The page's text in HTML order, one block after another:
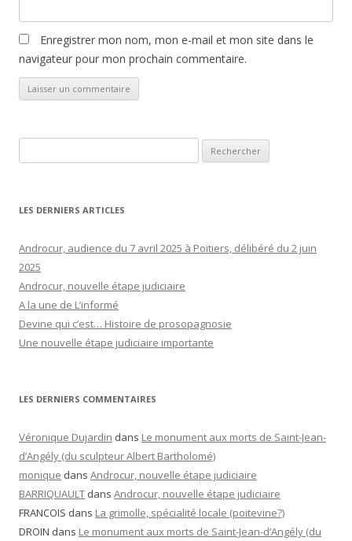
Enregistrer mon nom, mon e-mail et mon site dans le
navigateur pour mon prochain commentaire.
LES DERNIERS ARTICLES
Androcur, audience du 7 avril 2025 à Poitiers, délibéré du 2 juin
2025
Androcur, nouvelle étape judiciaire
A la une de L’informé
Devine qui c’est… Histoire de prosopagnosie
Une nouvelle étape judiciaire importante
LES DERNIERS COMMENTAIRES
Véronique Dujardin dans Le monument aux morts de Saint-Jean-
d’Angély (du sculpteur Albert Bartholomé)
monique dans Androcur, nouvelle étape judiciaire
BARRIQUAULT dans Androcur, nouvelle étape judiciaire
FRANCOIS dans La grimolle, spécialité locale (poitevine?)
DROIN dans Le monument aux morts de Saint-Jean-d’Angély (du